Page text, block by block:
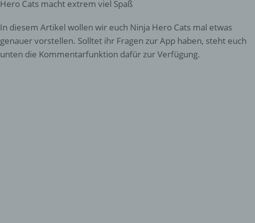
Hero Cats macht extrem viel Spaß
In diesem Artikel wollen wir euch Ninja Hero Cats mal etwas
genauer vorstellen. Solltet ihr Fragen zur App haben, steht euch
unten die Kommentarfunktion dafür zur Verfügung.